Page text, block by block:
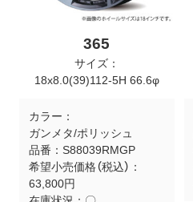
365
サイズ：
18x8.0(39)112-5H 66.6φ
カラー：
ガンメタ/ポリッシュ
品番： S88039RMGP
希望小売価格（税込）：
63,800円